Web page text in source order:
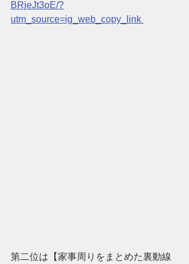
BRjeJt3oE/?
utm_source=ig_web_copy_link
第二位は【家事周りをまとめた裏動線